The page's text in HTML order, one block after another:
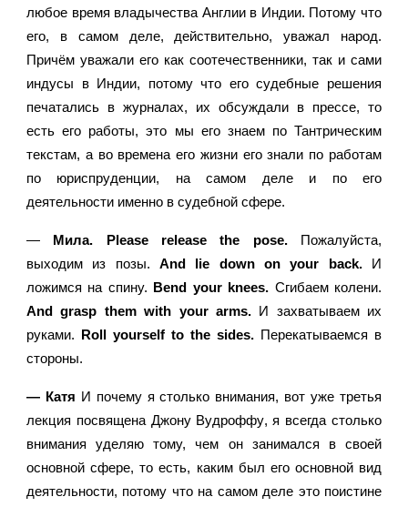
любое время владычества Англии в Индии. Потому что
его, в самом деле, действительно, уважал народ.
Причём уважали его как соотечественники, так и сами
индусы в Индии, потому что его судебные решения
печатались в журналах, их обсуждали в прессе, то
есть его работы, это мы его знаем по Тантрическим
текстам, а во времена его жизни его знали по работам
по юриспруденции, на самом деле и по его
деятельности именно в судебной сфере.
— Мила. Please release the pose. Пожалуйста,
выходим из позы. And lie down on your back. И
ложимся на спину.
Bend your knees.
And grasp them with your arms. И захватываем их
руками.
Roll yourself to the sides. Перекатываемся в
стороны.
— Катя И почему я столько внимания, вот уже третья
лекция посвящена Джону Вудроффу, я всегда столько
внимания уделяю тому, чем он занимался в своей
основной сфере, то есть, каким был его основной вид
деятельности, потому что на самом деле это поистине